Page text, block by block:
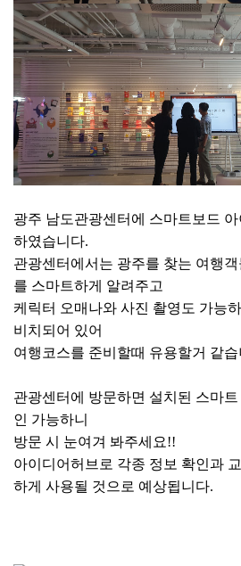
광주 남도관광센터에 스마트보드
하였습니다.
관광센터에서는 광주를 찾는 여행
를 스마트하게 알려주고
케릭터 오매나와 사진 촬영도 가능
비치되어 있어
여행코스를 준비할때 유용할거 같습
관광센터에 방문하면 설치된 스마
인 가능하니
방문 시 눈여겨 봐주세요!!
아이디어허브로 각종 정보 확인과
하게 사용될 것으로 예상됩니다.